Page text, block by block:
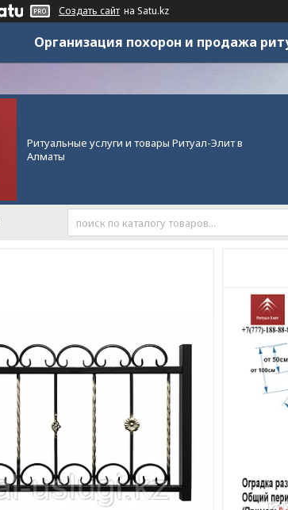
Создать сайт на Satu.kz
Организация похорон и продажа
Ритуальные услуги и товары Ритуал-Элит в
Алматы